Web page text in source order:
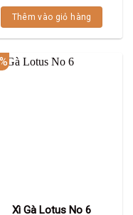
Thêm vào giỏ hàng
Xì Gà Lotus No 6